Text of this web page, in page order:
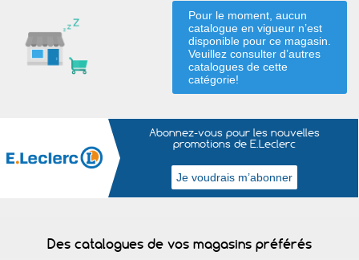
Pour le moment, aucun
catalogue en vigueur n’est
disponible pour ce magasin.
Veuillez consulter d’autres
catalogues de cette
catégorie!
Abonnez-vous pour les nouvelles
promotions de E.Leclerc
Des catalogues de vos magasins préférés